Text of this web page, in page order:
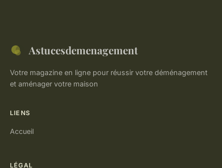
Astucesdemenagement
Votre magazine en ligne pour réussir votre déménagement
et aménager votre maison
LIENS
Accueil
LÉGAL